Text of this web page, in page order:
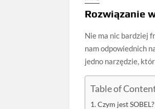
Rozwiązanie
Nie ma nic bardziej
nam odpowiednich
jedno narzędzie,
Table of
Czym jest SOBEL?